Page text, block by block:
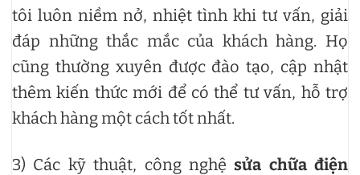
tôi luôn niềm nở, nhiệt tình khi tư vấn, giải
đáp những thắc mắc của khách hàng. Họ
cũng thường xuyên được đào tạo, cập nhật
thêm kiến thức mới để có thể tư vấn, hỗ trợ
khách hàng một cách tốt nhất.
3) Các kỹ thuật, công nghệsửa chữa điện